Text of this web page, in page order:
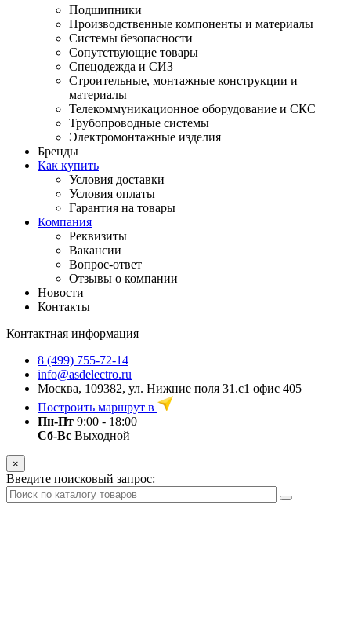
Подшипники
Производственные компоненты и материалы
Системы безопасности
Сопутствующие товары
Спецодежда и СИЗ
Строительные, монтажные конструкции и
материалы
Телекоммуникационное оборудование и СКС
Трубопроводные системы
Электромонтажные изделия
Бренды
Как купить
Условия доставки
Условия оплаты
Гарантия на товары
Компания
Реквизиты
Вакансии
Вопрос-ответ
Отзывы о компании
Новости
Контакты
Контактная информация
8 (499) 755-72-14
info@asdelectro.ru
Москва, 109382, ул. Нижние поля 31.с1 офис 405
Построить маршрут в
Пн-Пт 9:00 - 18:00
Сб-Вс Выходной
×
Введите поисковый запрос: